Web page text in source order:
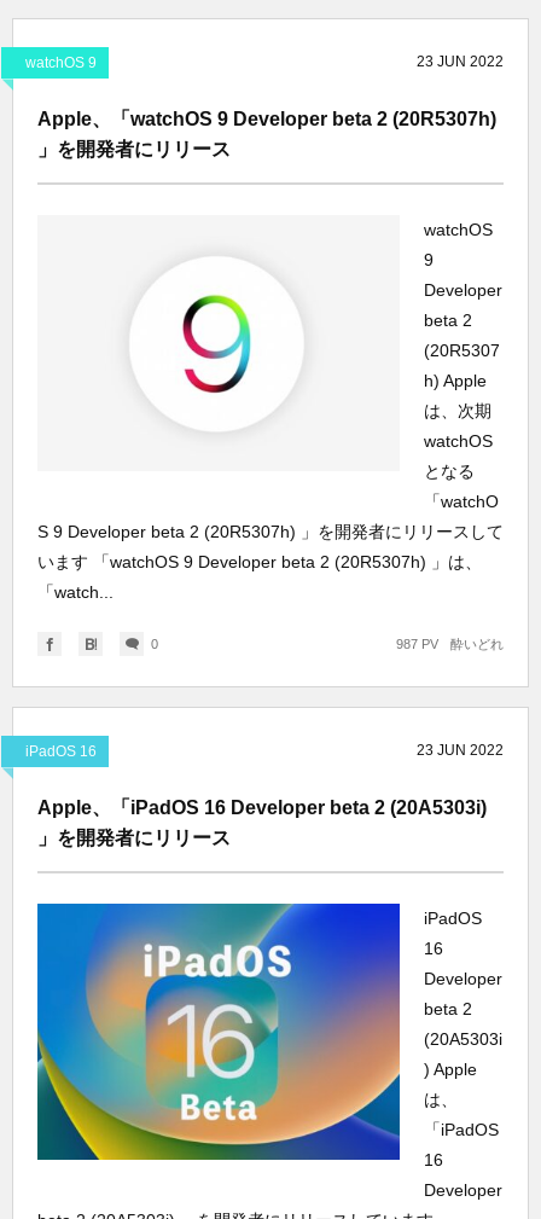
watchOS 9 23 JUN 2022
Apple、「watchOS 9 Developer beta 2 (20R5307h)
」を開発者にリリース
watchOS
9
Developer
beta 2
(20R5307
h) Apple
は、次期
watchOS
となる
「watchO
S 9 Developer beta 2 (20R5307h) 」を開発者にリリースして
います 「watchOS 9 Developer beta 2 (20R5307h) 」は、
「watch...
0 酔いどれ
987 PV
iPadOS 16 23 JUN 2022
Apple、「iPadOS 16 Developer beta 2 (20A5303i)
」を開発者にリリース
iPadOS
16
Developer
beta 2
(20A5303i
) Apple
は、
「iPadOS
16
Developer